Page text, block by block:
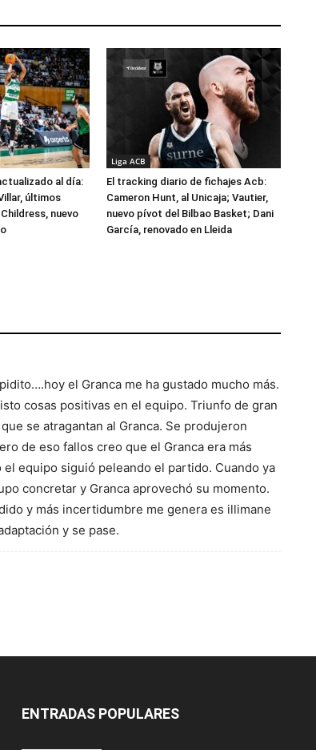
al día:
últimos
nuevo
Liga ACB
El tracking diario de fichajes Acb:
Cameron Hunt, al Unicaja; Vautier,
nuevo pívot del Bilbao Basket; Dani
García, renovado en Lleida
el Granca me ha gustado mucho más.
cosas positivas en el equipo. Triunfo de gran
se atragantan al Granca. Se produjeron
de eso fallos creo que el Granca era más
equipo siguió peleando el partido. Cuando ya
concretar y Granca aprovechó su momento.
y más incertidumbre me genera es illimane
y se pase.
ENTRADAS POPULARES